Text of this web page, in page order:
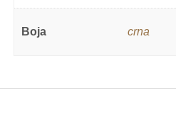
Boja crna